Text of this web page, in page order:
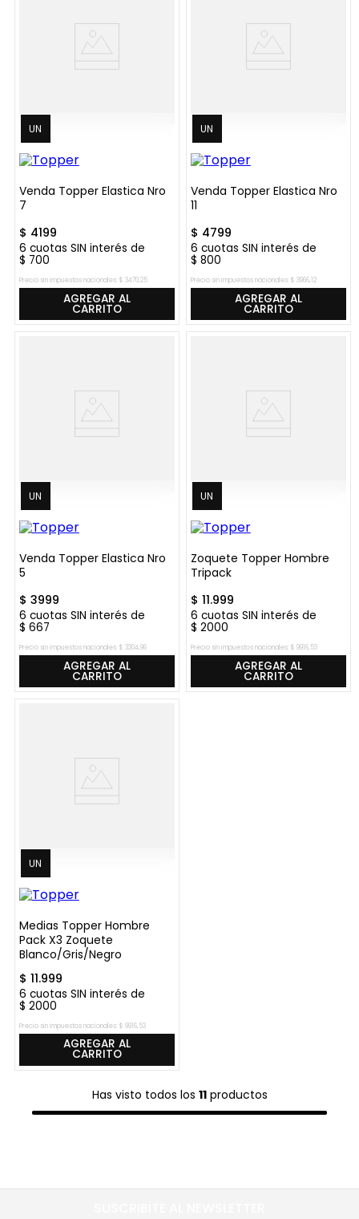
UN
Venda Topper Elastica Nro
7
$ 4199
6 cuotas SIN interés de
$ 700
Precio sin impuestos nacionales: $ 3470,25
AGREGAR AL
CARRITO
UN
Venda Topper Elastica Nro
11
$ 4799
6 cuotas SIN interés de
$ 800
Precio sin impuestos nacionales: $ 3966,12
AGREGAR AL
CARRITO
UN
Venda Topper Elastica Nro
5
$ 3999
6 cuotas SIN interés de
$ 667
Precio sin impuestos nacionales: $ 3304,96
AGREGAR AL
CARRITO
UN
Zoquete Topper Hombre
Tripack
$ 11.999
6 cuotas SIN interés de
$ 2000
Precio sin impuestos nacionales: $ 9916,53
AGREGAR AL
CARRITO
UN
Medias Topper Hombre
Pack X3 Zoquete
Blanco/Gris/Negro
$ 11.999
6 cuotas SIN interés de
$ 2000
Precio sin impuestos nacionales: $ 9916,53
AGREGAR AL
CARRITO
Has visto todos los 11productos